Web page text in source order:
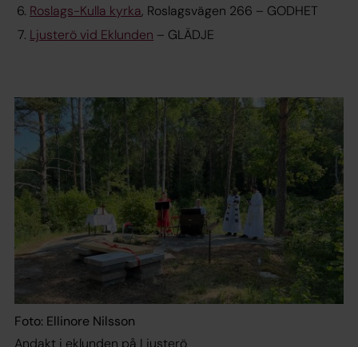
Roslags-Kulla kyrka, Roslagsvägen 266 – GODHET
Ljusterö vid Eklunden – GLÄDJE
Foto: Ellinore Nilsson
Andakt i eklunden på Ljusterö